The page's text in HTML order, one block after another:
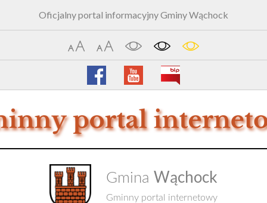
Oficjalny portal informacyjny Gminy Wąchock
Gmina Wąchock
Gminny portal internetowy